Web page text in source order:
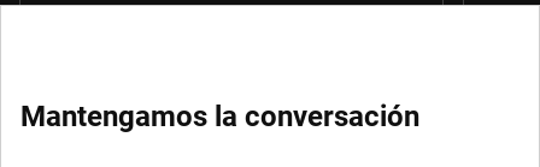
Mantengamos la conversación